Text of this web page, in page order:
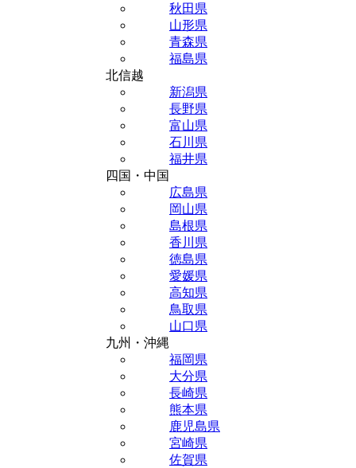
秋田県
山形県
青森県
福島県
北信越
新潟県
長野県
富山県
石川県
福井県
四国・中国
広島県
岡山県
島根県
香川県
徳島県
愛媛県
高知県
鳥取県
山口県
九州・沖縄
福岡県
大分県
長崎県
熊本県
鹿児島県
宮崎県
佐賀県